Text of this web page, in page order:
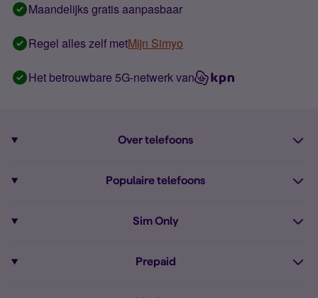
Maandelijks gratis aanpasbaar
Regel alles zelf metMijn Simyo
Het betrouwbare 5G-netwerk van
Over telefoons
Alle telefoons
Populaire telefoons
iPhone 16
Sim Only
Prepaid